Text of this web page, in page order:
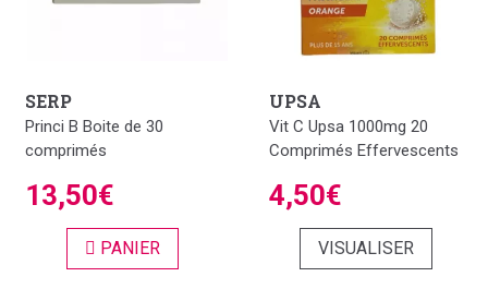
SERP
Princi B Boite de 30
comprimés
13,50€
PANIER
UPSA
Vit C Upsa 1000mg 20
Comprimés Effervescents
4,50€
VISUALISER